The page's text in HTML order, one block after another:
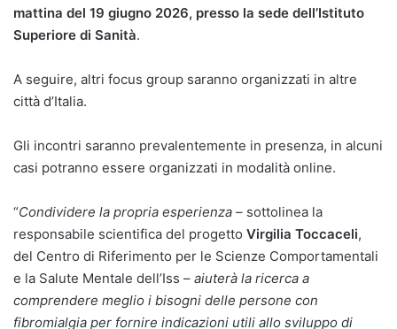
mattina del 19 giugno 2026, presso la sede dell’Istituto
Superiore di Sanità.
A seguire, altri focus group saranno organizzati in altre
città d’Italia.
Gli incontri saranno prevalentemente in presenza, in alcuni
casi potranno essere organizzati in modalità online.
“Condividere la propria esperienza – sottolinea la
responsabile scientifica del progetto Virgilia Toccaceli,
del Centro di Riferimento per le Scienze Comportamentali
e la Salute Mentale dell’Iss – aiuterà la ricerca a
comprendere meglio i bisogni delle persone con
fibromialgia per fornire indicazioni utili allo sviluppo di